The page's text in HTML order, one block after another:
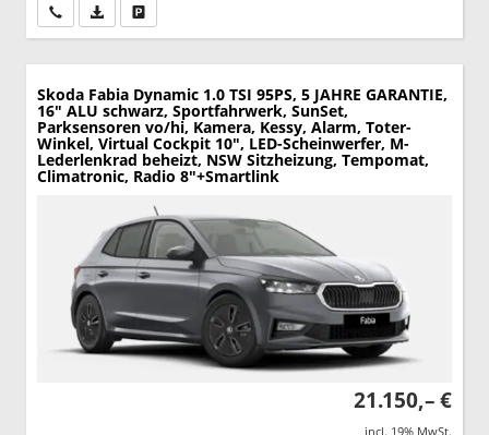
Wir rufen Sie anPDF-Datei, Fahrzeugexposé drucken
Skoda Fabia Dynamic 1.0 TSI 95PS, 5 JAHRE GARANTIE,
16" ALU schwarz, Sportfahrwerk, SunSet,
Parksensoren vo/hi, Kamera, Kessy, Alarm, Toter-
Winkel, Virtual Cockpit 10", LED-Scheinwerfer, M-
Lederlenkrad beheizt, NSW Sitzheizung, Tempomat,
Climatronic, Radio 8"+Smartlink
21.150,– €
incl. 19% MwSt.